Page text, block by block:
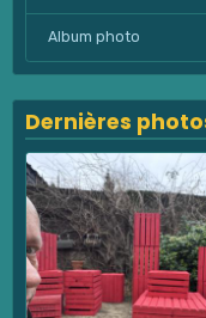
Album photo
Dernières